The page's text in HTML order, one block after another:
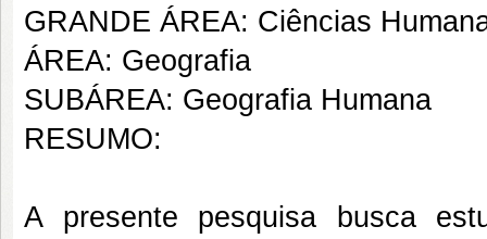
GRANDE ÁREA: Ciências
ÁREA: Geografia
SUBÁREA: Geografia Humana
RESUMO:
A presente pesquisa busca